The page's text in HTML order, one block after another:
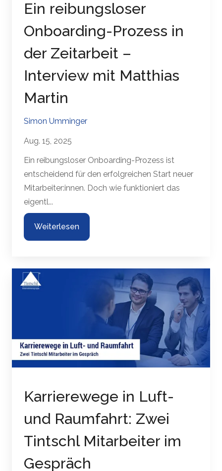
Ein reibungsloser
Onboarding-Prozess in
der Zeitarbeit –
Interview mit Matthias
Martin
Simon Umminger
Aug. 15, 2025
Ein reibungsloser Onboarding-Prozess ist
entscheidend für den erfolgreichen Start neuer
Mitarbeiter:innen. Doch wie funktioniert das
eigentl...
Weiterlesen
Karrierewege in Luft-
und Raumfahrt: Zwei
Tintschl Mitarbeiter im
Gespräch